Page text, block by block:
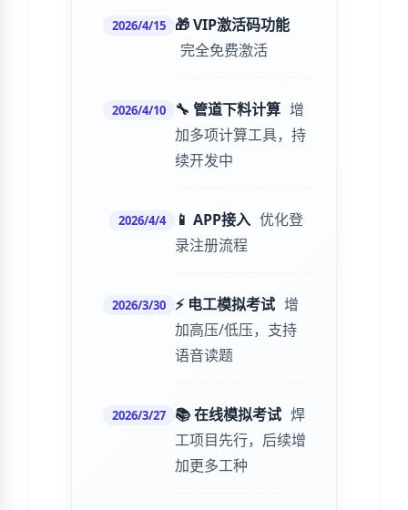
2026/4/15
🎁 VIP激活码功能
完全免费激活
2026/4/10 🔧 管道下料计算 增
加多项计算工具，持
续开发中
2026/4/4 📱 APP接入 优化登
录注册流程
2026/3/30 ⚡ 电工模拟考试 增
加高压/低压，支持
语音读题
2026/3/27 📚 在线模拟考试 焊
工项目先行，后续增
加更多工种